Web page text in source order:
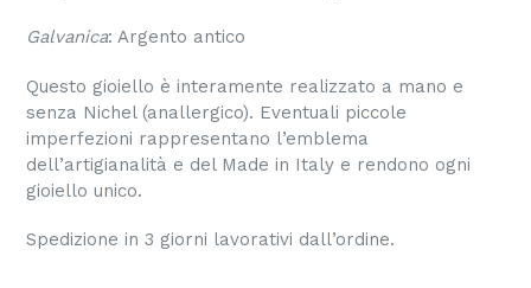
Galvanica: Argento antico
Questo gioiello è interamente realizzato a mano e
senza Nichel (anallergico). Eventuali piccole
imperfezioni rappresentano l’emblema
dell’artigianalità e del Made in Italy e rendono ogni
gioiello unico.
Spedizione in 3 giorni lavorativi dall’ordine.